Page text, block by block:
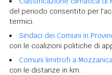
del periodo consentito per
termici.
Sindaci dei Comuni in
con le coalizioni politiche di
Comuni limitrofi a
con le distanze in km.